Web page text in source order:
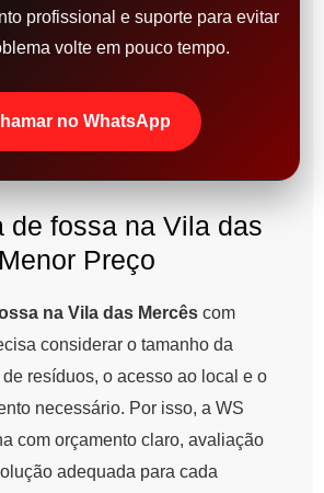
profissional e suporte para evitar
volte em pouco tempo.
no WhatsApp
de fossa na Vila das
Preço
na Vila das Mercês com
considerar o tamanho da
resíduos, o acesso ao local e o
necessário. Por isso, a WS
com orçamento claro, avaliação
adequada para cada